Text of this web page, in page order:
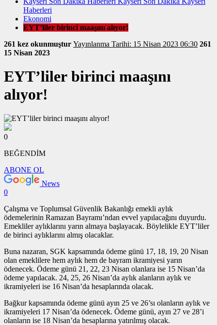
Haberleri
Ekonomi
EYT’liler birinci maaşını alıyor!
261 kez okunmuştur
Yayınlanma Tarihi: 15 Nisan 2023 06:30 261
15 Nisan 2023
EYT’liler birinci maaşını
alıyor!
0
BEĞENDİM
ABONE OL
News
0
Çalışma ve Toplumsal Güvenlik Bakanlığı emekli aylık
ödemelerinin Ramazan Bayramı’ndan evvel yapılacağını duyurdu.
Emekliler aylıklarını yarın almaya başlayacak. Böylelikle EYT’liler
de birinci aylıklarını almış olacaklar.
Buna nazaran, SGK kapsamında ödeme günü 17, 18, 19, 20 Nisan
olan emeklilere hem aylık hem de bayram ikramiyesi yarın
ödenecek. Ödeme günü 21, 22, 23 Nisan olanlara ise 15 Nisan’da
ödeme yapılacak. 24, 25, 26 Nisan’da aylık alanların aylık ve
ikramiyeleri ise 16 Nisan’da hesaplarında olacak.
Bağkur kapsamında ödeme günü ayın 25 ve 26’sı olanların aylık ve
ikramiyeleri 17 Nisan’da ödenecek. Ödeme günü, ayın 27 ve 28’i
olanların ise 18 Nisan’da hesaplarına yatırılmış olacak.